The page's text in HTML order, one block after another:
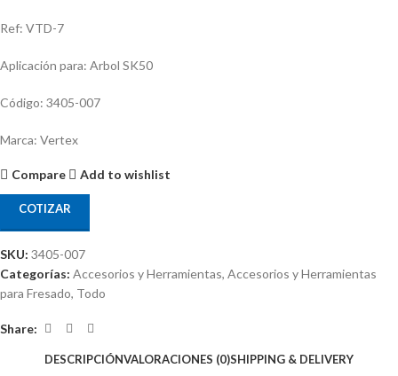
Ref: VTD-7
Aplicación para: Arbol SK50
Código: 3405-007
Marca: Vertex
Compare Add to wishlist
COTIZAR
SKU: 3405-007
Categorías: Accesorios y Herramientas, Accesorios y Herramientas
para Fresado, Todo
Share:
DESCRIPCIÓNVALORACIONES (0)SHIPPING & DELIVERY